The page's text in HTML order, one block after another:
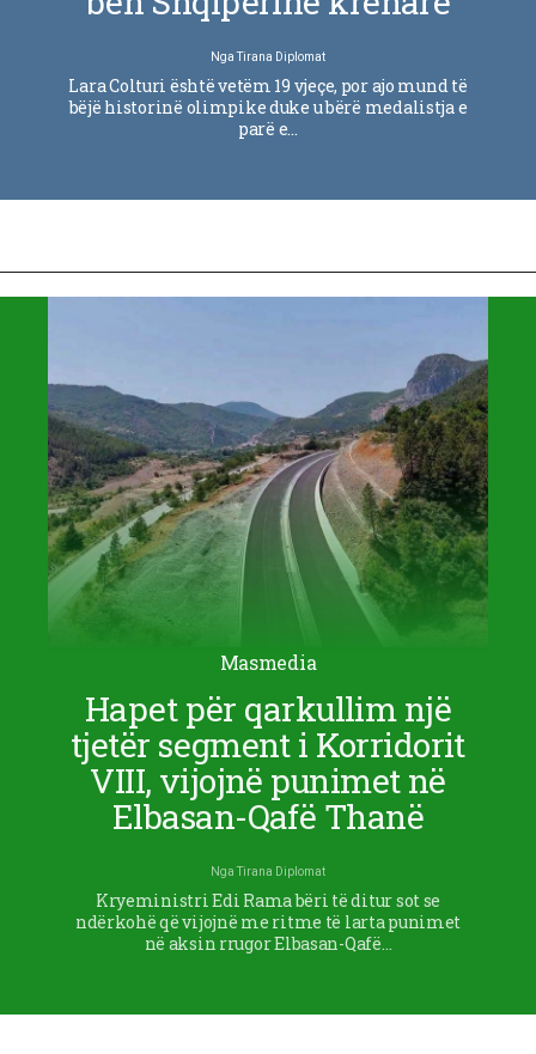
NgaTirana Diplomat
Lara Colturi është vetëm 19 vjeçe, por ajo mund të
bëjë historinë olimpike duke u bërë medalistja e
parë e…
Masmedia
Hapet për qarkullim një
tjetër segment i Korridorit
VIII, vijojnë punimet në
Elbasan-Qafë Thanë
NgaTirana Diplomat
Kryeministri Edi Rama bëri të ditur sot se
ndërkohë që vijojnë me ritme të larta punimet
në aksin rrugor Elbasan-Qafë…